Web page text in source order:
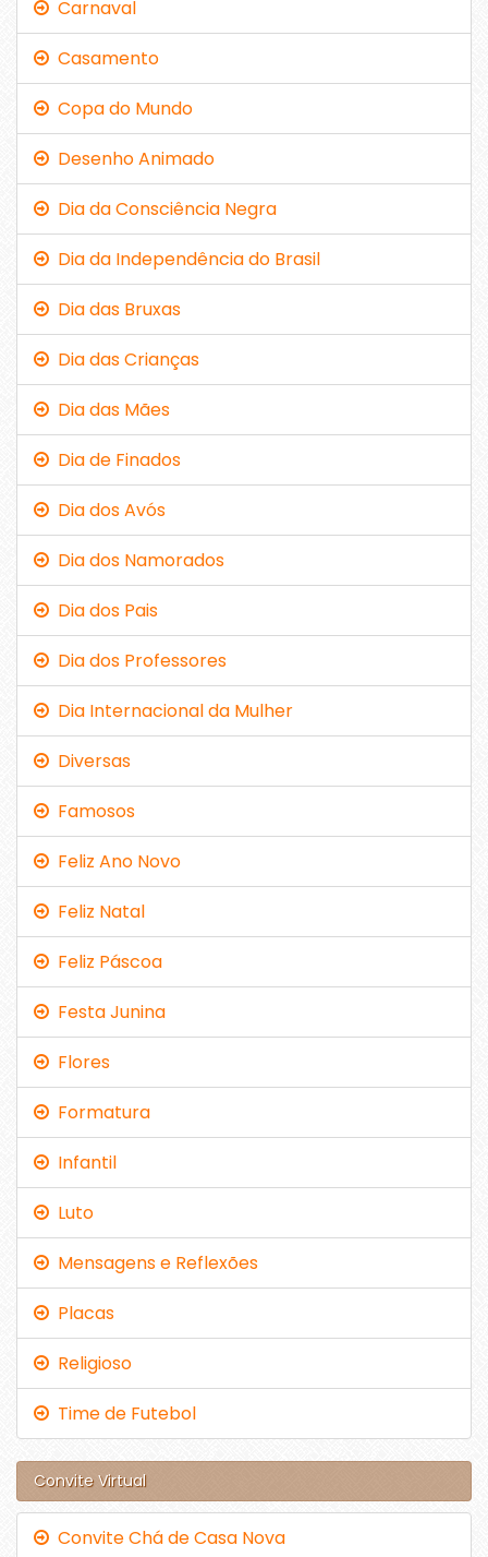
Carnaval
Casamento
Copa do Mundo
Desenho Animado
Dia da Consciência Negra
Dia da Independência do Brasil
Dia das Bruxas
Dia das Crianças
Dia das Mães
Dia de Finados
Dia dos Avós
Dia dos Namorados
Dia dos Pais
Dia dos Professores
Dia Internacional da Mulher
Diversas
Famosos
Feliz Ano Novo
Feliz Natal
Feliz Páscoa
Festa Junina
Flores
Formatura
Infantil
Luto
Mensagens e Reflexões
Placas
Religioso
Time de Futebol
Convite Virtual
Convite Chá de Casa Nova